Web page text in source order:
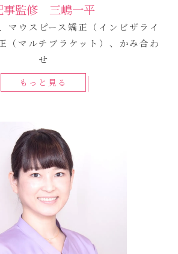
事監修 三嶋一平
マウスピース矯正（インビザライ
（マルチブラケット）、かみ合わ
せ
もっと見る